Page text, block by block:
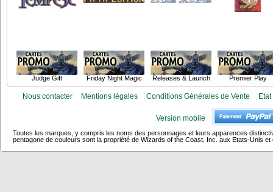
Judge Gift Friday Night Magic Releases & Launch Premier Play
Nous contacter Mentions légales Conditions Générales de Vente
Version mobile
Toutes les marques, y compris les noms des personnages et leurs apparences
pentagone de couleurs sont la propriété de Wizards of the Coast, Inc. aux Etats-Unis